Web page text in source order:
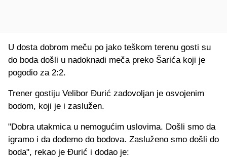
U dosta dobrom meču po jako teškom terenu gosti su
do boda došli u nadoknadi meča preko Šarića koji je
pogodio za 2:2.
Trener gostiju Velibor Đurić zadovoljan je osvojenim
bodom, koji je i zaslužen.
"Dobra utakmica u nemogućim uslovima. Došli smo da
igramo i da dođemo do bodova. Zasluženo smo došli do
boda", rekao je Đurić i dodao je: